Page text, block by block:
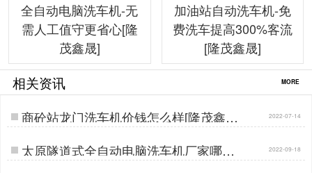
全自动电脑洗车机-无
需人工值守更省心[隆
茂鑫晟]
加油站自动洗车机-免
费洗车提高300%客流
[隆茂鑫晟]
相关资讯 MORE
商砼站龙门洗车机价钱怎么样[隆茂鑫晟]
…
2022-07-14
太原隧道式全自动电脑洗车机厂家哪家
便宜[隆茂鑫晟]…
2022-09-18